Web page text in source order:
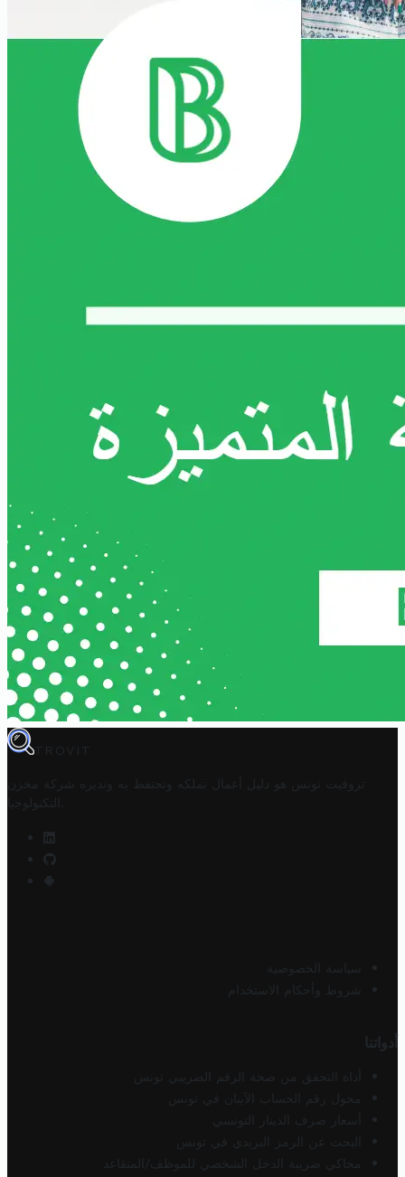
TROVIT
تروفيت تونس هو دليل أعمال تملكه وتحتفظ به وتديره
شركة مخزن
التكنولوجيا
سياسة الخصوصية
شروط وأحكام الاستخدام
أدواتنا
أداة التحقق من صحة الرقم الضريبي تونس
محول رقم الحساب الآيبان في تونس
أسعار صرف الدينار التونسي
البحث عن الرمز البريدي في تونس
محاكي ضريبة الدخل الشخصي للموظف/المتقاعد